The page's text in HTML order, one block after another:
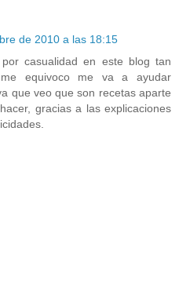
de 2010 a las 18:15
casualidad en este blog tan
equivoco me va a ayudar
que veo que son recetas aparte
gracias a las explicaciones